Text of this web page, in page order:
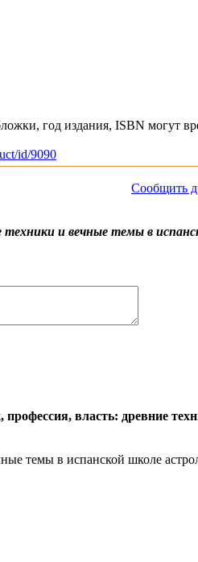
год издания, ISBN могут
id/9090
Сообщить
техники и вечные темы в
профессия, власть: древние
темы в испанской школе